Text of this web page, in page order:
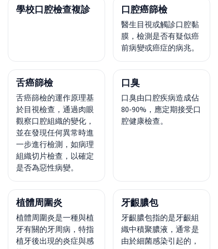
學校口腔檢查複診 口腔癌篩檢
醫生目視或觸診口腔黏
膜，檢測是否有疑似癌
前病變或癌症的病兆。
舌癌篩檢
舌癌篩檢的運作原理基
於目視檢查，通過肉眼
觀察口腔組織的變化，
並在發現任何異常時進
一步進行檢測，如病理
組織切片檢查，以確定
是否為惡性病變。
口臭
口臭由口腔疾病造成佔
80-90%，應定期接受口
腔健康檢查。
植體周圍炎
植體周圍炎是一種與植
牙有關的牙周病，特指
植牙後出現的炎症與感
牙齦膿包
牙齦膿包指的是牙齦組
織中積聚膿液，通常是
由於細菌感染引起的，